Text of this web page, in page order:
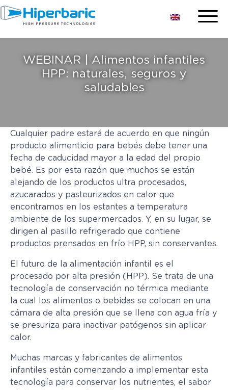
WEBINAR | Alimentos infantiles
HPP: naturales, seguros y
saludables
Cualquier padre estará de acuerdo en que ningún
producto alimenticio para bebés debe tener una
fecha de caducidad mayor a la edad del propio
bebé. Es por esta razón que muchos se están
alejando de los productos ultra procesados,
azucarados ​​y pasteurizados en calor que
encontramos en los estantes a temperatura
ambiente de los supermercados. Y, en su lugar, se
dirigen al pasillo refrigerado que contiene
productos prensados en frío HPP, sin conservantes.
El futuro de la alimentación infantil es el
procesado por alta presión (HPP). Se trata de una
tecnología de conservación no térmica mediante
la cual los alimentos o bebidas se colocan en una
cámara de alta presión que se llena con agua fría y
se presuriza para inactivar patógenos sin aplicar
calor.
Muchas marcas y fabricantes de alimentos
infantiles están comenzando a implementar esta
tecnología para conservar los nutrientes, el sabor